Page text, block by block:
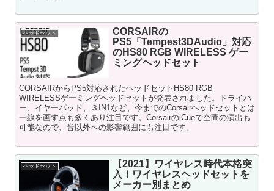
ヘッドセット
CORSAIRの
PS5「Tempest3DAudio」対応
のHS80 RGB WIRELESS ゲー
ミングヘッドセット
CORSAIRからPS5対応されたヘッドセットHS80 RGB
WIRELESSゲーミングヘッドセットが発表されました。ドライバ
ー、イヤーパッド、３IN1など、今までのCorsairヘッドセットとは
一線を画す点も多くあり注目です。CorsairのiCueで空間の演出も
可能なので、音以外への影響範囲にも注目です。
ヘッドセット
【2021】ワイヤレス時代本格突
入！ワイヤレスヘッドセットを
メーカー別まとめ